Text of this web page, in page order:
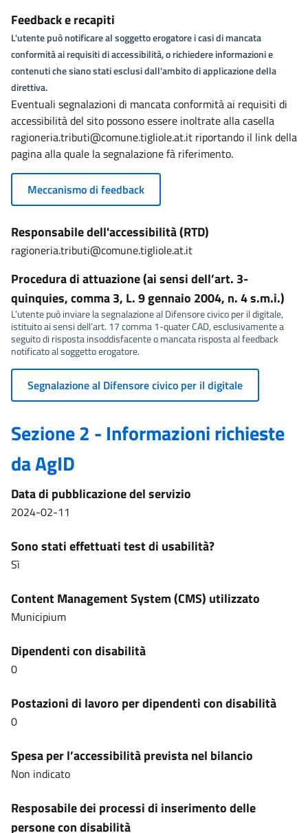
Feedback e recapiti
L'utente può notificare al soggetto erogatore i casi di mancata
conformità ai requisiti di accessibilità, o richiedere informazioni e
contenuti che siano stati esclusi dall'ambito di applicazione della
direttiva.
Eventuali segnalazioni di mancata conformità ai requisiti di
accessibilità del sito possono essere inoltrate alla casella
ragioneria.tributi@comune.tigliole.at.it riportando il link della
pagina alla quale la segnalazione fà riferimento.
Meccanismo di feedback
Responsabile dell'accessibilità (RTD)
ragioneria.tributi@comune.tigliole.at.it
Procedura di attuazione (ai sensi dell’art. 3-
quinquies, comma 3, L. 9 gennaio 2004, n. 4 s.m.i.)
L’utente può inviare la segnalazione al Difensore civico per il digitale,
istituito ai sensi dell’art. 17 comma 1-quater CAD, esclusivamente a
seguito di risposta insoddisfacente o mancata risposta al feedback
notificato al soggetto erogatore.
Segnalazione al Difensore civico per il digitale
Sezione 2 - Informazioni richieste
da AgID
Data di pubblicazione del servizio
2024-02-11
Sono stati effettuati test di usabilità?
Sì
Content Management System (CMS) utilizzato
Municipium
Dipendenti con disabilità
0
Postazioni di lavoro per dipendenti con disabilità
0
Spesa per l’accessibilità prevista nel bilancio
Non indicato
Resposabile dei processi di inserimento delle
persone con disabilità